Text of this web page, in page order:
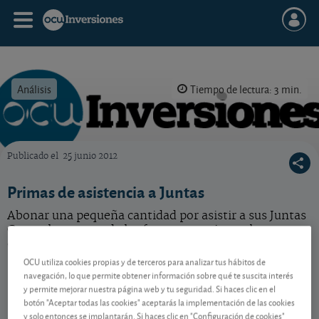
Análisis Tiempo de lectura: 3 min.
Publicado el 25 junio 2012
Primas de asistencia a Juntas
Abonar una pequeña cantidad por asistir a sus Juntas
Generales es otra de las formas que tienen las
Contenido reservado a SOCIOS
OCU utiliza cookies propias y de terceros para analizar tus hábitos de
navegación, lo que permite obtener información sobre qué te suscita interés
y permite mejorar nuestra página web y tu seguridad. Si haces clic en el
botón "Aceptar todas las cookies" aceptarás la implementación de las cookies
y solo entonces se implantarán. Si haces clic en "Configuración de cookies"